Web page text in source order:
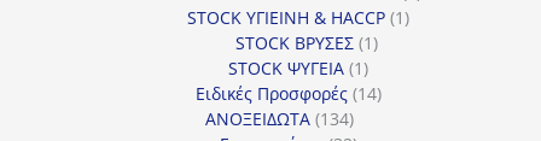
STOCK ΥΓΙΕΙΝΗ & HACCP 11
STOCK ΒΡΥΣΕΣ 11
STOCK ΨΥΓΕΙΑ 11
προϊόν
Ειδικές Προσφορές 1414
ΑΝΟΞΕΙΔΩΤΑ 134134